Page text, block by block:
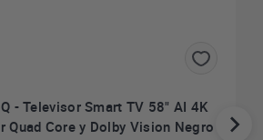
- Televisor Smart TV 58" AI 4K
Quad Core y Dolby Vision Negro